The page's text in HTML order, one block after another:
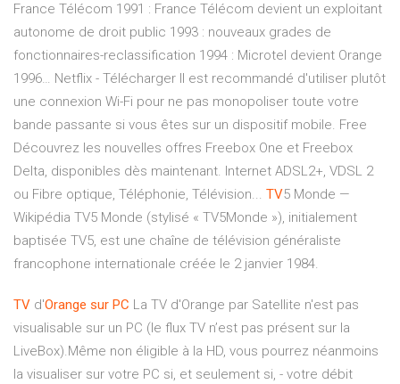
France Télécom 1991 : France Télécom devient un exploitant
autonome de droit public 1993 : nouveaux grades de
fonctionnaires-reclassification 1994 : Microtel devient Orange
1996… Netflix - Télécharger Il est recommandé d'utiliser plutôt
une connexion Wi-Fi pour ne pas monopoliser toute votre
bande passante si vous êtes sur un dispositif mobile. Free
Découvrez les nouvelles offres Freebox One et Freebox
Delta, disponibles dès maintenant. Internet ADSL2+, VDSL 2
ou Fibre optique, Téléphonie, Télévision... TV5 Monde —
Wikipédia TV5 Monde (stylisé « TV5Monde »), initialement
baptisée TV5, est une chaîne de télévision généraliste
francophone internationale créée le 2 janvier 1984.
TV d'Orange sur PC La TV d'Orange par Satellite n'est pas
visualisable sur un PC (le flux TV n’est pas présent sur la
LiveBox).Même non éligible à la HD, vous pourrez néanmoins
la visualiser sur votre PC si, et seulement si, - votre débit